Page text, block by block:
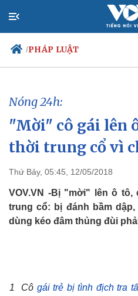
/PHÁP LUẬT
Chính trị
Đảng
Tổ chức nhân sự
Quốc hội
Nóng 24h:
"Mời" cô gái lên
thời trung cổ vì
Thứ Bảy, 05:45, 12/05/2018
VOV.VN -Bị "mời" lên ô
trung cổ: bị đánh bầm
dùng kéo đâm thủng đùi
1 Cô gái trẻ bị tình địch tra